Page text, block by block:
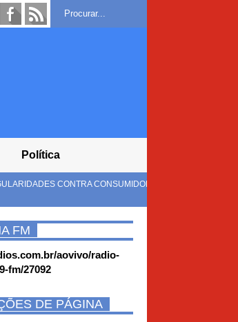
Política
FM
aovivo/radio-
fm/27092
DE PÁGINA